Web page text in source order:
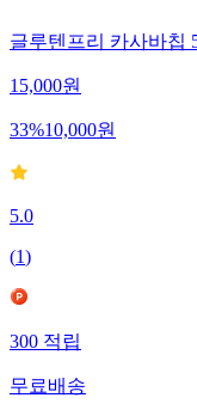
글루텐프리 카사바칩
15,000원
33%10,000원
5.0
(1)
300적립
무료배송